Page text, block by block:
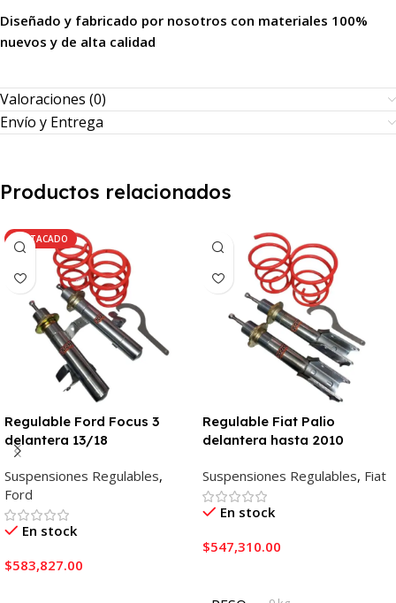
Diseñado y fabricado por nosotros con materiales 100%
nuevos y de alta calidad
Valoraciones (0)
Envío y Entrega
Productos relacionados
DESTACADO
Regulable Ford Focus 3
delantera 13/18
Suspensiones Regulables,
Ford
En stock
$583,827.00
Regulable Fiat Palio
delantera hasta 2010
Suspensiones Regulables, Fiat
En stock
$547,310.00